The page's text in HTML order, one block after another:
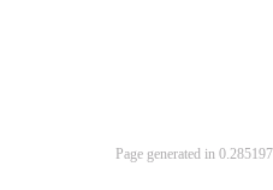
Page generated in